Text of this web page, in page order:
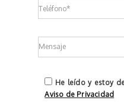
He leído y estoy
Aviso de Privacidad